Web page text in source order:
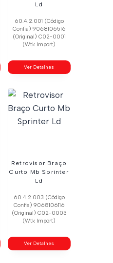
Ld
60.4.2.001 (Código
Confia) 9068106516
(Original) C02-0001
(Wtk Import)
Ver Detalhes
Retrovisor Braço
Curto Mb Sprinter
Ld
60.4.2.003 (Código
Confia) 9068106116
(Original) C02-0003
(Wtk Import)
Ver Detalhes